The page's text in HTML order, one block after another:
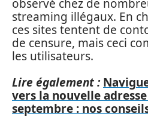
observé chez de
streaming illégaux. En
ces sites tentent de
de censure, mais ceci
les utilisateurs.
Lire également :
vers la nouvelle
septembre : nos